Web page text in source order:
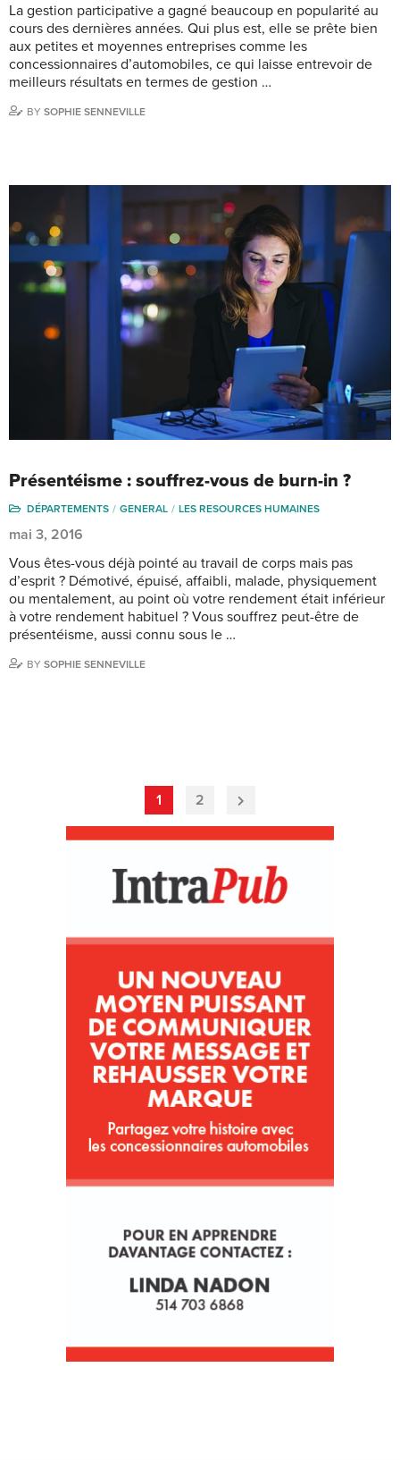
La gestion participative a gagné beaucoup en popularité au
cours des dernières années. Qui plus est, elle se prête bien
aux petites et moyennes entreprises comme les
concessionnaires d’automobiles, ce qui laisse entrevoir de
meilleurs résultats en termes de gestion …
BY SOPHIE SENNEVILLE
Présentéisme : souffrez-vous de burn-in ?
DÉPARTEMENTS GENERAL LES RESOURCES HUMAINES
mai 3, 2016
Vous êtes-vous déjà pointé au travail de corps mais pas
d’esprit ? Démotivé, épuisé, affaibli, malade, physiquement
ou mentalement, au point où votre rendement était inférieur
à votre rendement habituel ? Vous souffrez peut-être de
présentéisme, aussi connu sous le …
BY SOPHIE SENNEVILLE
1 2